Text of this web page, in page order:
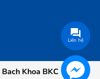
Bach Khoa BKC
Liên hệ